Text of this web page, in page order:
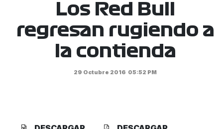
Los Red Bull
regresan rugiendo a
la contienda
29 Octubre 2016 05:52 PM